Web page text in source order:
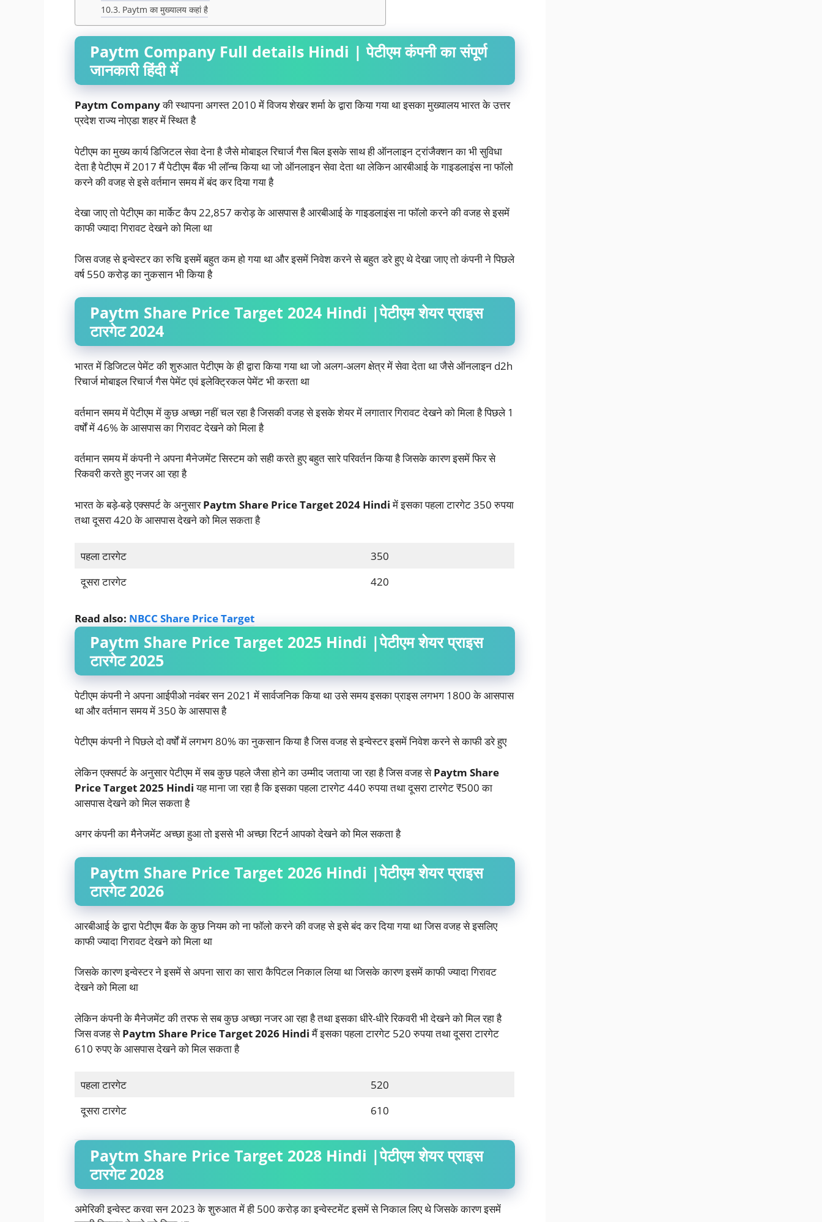
Paytm का मुख्यालय कहां है
Paytm Company Full details Hindi | पेटीएम कंपनी का संपूर्ण
जानकारी हिंदी में
Paytm Companyकी स्थापना अगस्त 2010 में विजय शेखर शर्मा के द्वारा किया गया था इसका मुख्यालय भारत के उत्तर
प्रदेश राज्य नोएडा शहर में स्थित है
पेटीएम का मुख्य कार्य डिजिटल सेवा देना है जैसे मोबाइल रिचार्ज गैस बिल इसके साथ ही ऑनलाइन ट्रांजैक्शन का भी सुविधा
देता है पेटीएम में 2017 मैं पेटीएम बैंक भी लॉन्च किया था जो ऑनलाइन सेवा देता था लेकिन आरबीआई के गाइडलाइंस ना फॉलो
करने की वजह से इसे वर्तमान समय में बंद कर दिया गया है
देखा जाए तो पेटीएम का मार्केट कैप 22,857 करोड़ के आसपास है आरबीआई के गाइडलाइंस ना फॉलो करने की वजह से इसमें
काफी ज्यादा गिरावट देखने को मिला था
जिस वजह से इन्वेस्टर का रुचि इसमें बहुत कम हो गया था और इसमें निवेश करने से बहुत डरे हुए थे देखा जाए तो कंपनी ने पिछले
वर्ष 550 करोड़ का नुकसान भी किया है
Paytm Share Price Target 2024 Hindi |पेटीएम शेयर प्राइस
टारगेट 2024
भारत में डिजिटल पेमेंट की शुरुआत पेटीएम के ही द्वारा किया गया था जो अलग-अलग क्षेत्र में सेवा देता था जैसे ऑनलाइन d2h
रिचार्ज मोबाइल रिचार्ज गैस पेमेंट एवं इलेक्ट्रिकल पेमेंट भी करता था
वर्तमान समय में पेटीएम में कुछ अच्छा नहीं चल रहा है जिसकी वजह से इसके शेयर में लगातार गिरावट देखने को मिला है पिछले 1
वर्षों में 46% के आसपास का गिरावट देखने को मिला है
वर्तमान समय में कंपनी ने अपना मैनेजमेंट सिस्टम को सही करते हुए बहुत सारे परिवर्तन किया है जिसके कारण इसमें फिर से
रिकवरी करते हुए नजर आ रहा है
भारत के बड़े-बड़े एक्सपर्ट के अनुसारPaytm Share Price Target 2024 Hindiमें इसका पहला टारगेट 350 रुपया
तथा दूसरा 420 के आसपास देखने को मिल सकता है
पहला टारगेट
350
दूसरा टारगेट
420
Read also: NBCC Share Price Target
Paytm Share Price Target 2025 Hindi |पेटीएम शेयर प्राइस
टारगेट 2025
पेटीएम कंपनी ने अपना आईपीओ नवंबर सन 2021 में सार्वजनिक किया था उसे समय इसका प्राइस लगभग 1800 के आसपास
था और वर्तमान समय में 350 के आसपास है
पेटीएम कंपनी ने पिछले दो वर्षों में लगभग 80% का नुकसान किया है जिस वजह से इन्वेस्टर इसमें निवेश करने से काफी डरे हुए
लेकिन एक्सपर्ट के अनुसार पेटीएम में सब कुछ पहले जैसा होने का उम्मीद जताया जा रहा है जिस वजह सेPaytm Share
Price Target 2025 Hindiयह माना जा रहा है कि इसका पहला टारगेट 440 रुपया तथा दूसरा टारगेट ₹500 का
आसपास देखने को मिल सकता है
अगर कंपनी का मैनेजमेंट अच्छा हुआ तो इससे भी अच्छा रिटर्न आपको देखने को मिल सकता है
Paytm Share Price Target 2026 Hindi |पेटीएम शेयर प्राइस
टारगेट 2026
आरबीआई के द्वारा पेटीएम बैंक के कुछ नियम को ना फॉलो करने की वजह से इसे बंद कर दिया गया था जिस वजह से इसलिए
काफी ज्यादा गिरावट देखने को मिला था
जिसके कारण इन्वेस्टर ने इसमें से अपना सारा का सारा कैपिटल निकाल लिया था जिसके कारण इसमें काफी ज्यादा गिरावट
देखने को मिला था
लेकिन कंपनी के मैनेजमेंट की तरफ से सब कुछ अच्छा नजर आ रहा है तथा इसका धीरे-धीरे रिकवरी भी देखने को मिल रहा है
जिस वजह सेPaytm Share Price Target 2026 Hindiमैं इसका पहला टारगेट 520 रुपया तथा दूसरा टारगेट
610 रुपए के आसपास देखने को मिल सकता है
पहला टारगेट
520
दूसरा टारगेट
610
Paytm Share Price Target 2028 Hindi |पेटीएम शेयर प्राइस
टारगेट 2028
अमेरिकी इन्वेस्ट करवा सन 2023 के शुरुआत में ही 500 करोड़ का इन्वेस्टमेंट इसमें से निकाल लिए थे जिसके कारण इसमें